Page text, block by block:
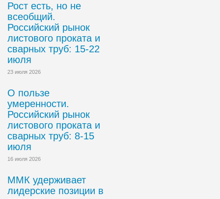
Рост есть, но не
всеобщий.
Российский рынок
листового проката и
сварных труб: 15-22
июля
23 июля 2026
О пользе
умеренности.
Российский рынок
листового проката и
сварных труб: 8-15
июля
16 июля 2026
ММК удерживает
лидерские позиции в